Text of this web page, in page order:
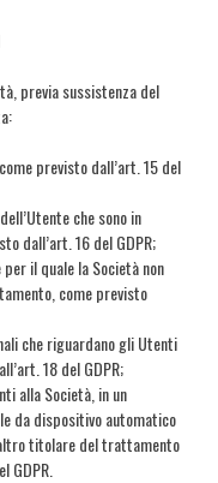
previa sussistenza del
previsto dall’art. 15 del
che sono in
dall’art. 16 del GDPR;
il quale la Società non
come previsto
che riguardano gli Utenti
18 del GDPR;
alla Società, in un
da dispositivo automatico
titolare del trattamento
GDPR.